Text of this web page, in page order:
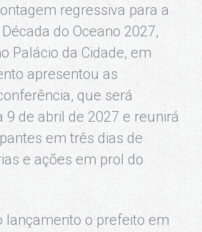
regressiva para a
do Oceano 2027,
Palácio da Cidade, em
apresentou as
que será
9 de abril de 2027 e reunirá
em três dias de
e ações em prol do
lançamento o prefeito em